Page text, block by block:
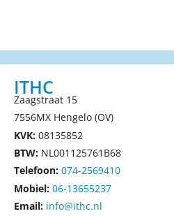
ITHC
Zaagstraat 15
7556MX Hengelo (OV)
KVK: 08135852
BTW: NL001125761B68
Telefoon: 074-2569410
Mobiel: 06-13655237
Email: info@ithc.nl